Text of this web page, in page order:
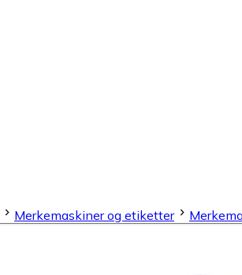
Merkemaskiner og etiketter